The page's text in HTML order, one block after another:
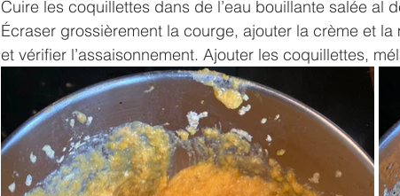
Cuire les coquillettes dans de l’eau bouillante salée al
Écraser grossièrement la courge, ajouter la crème et
et vérifier l’assaisonnement. Ajouter les coquillettes,